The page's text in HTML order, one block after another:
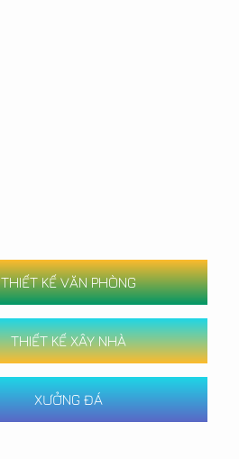
THIẾT KẾ VĂN PHÒNG
THIẾT KẾ XÂY NHÀ
XƯỞNG ĐÁ